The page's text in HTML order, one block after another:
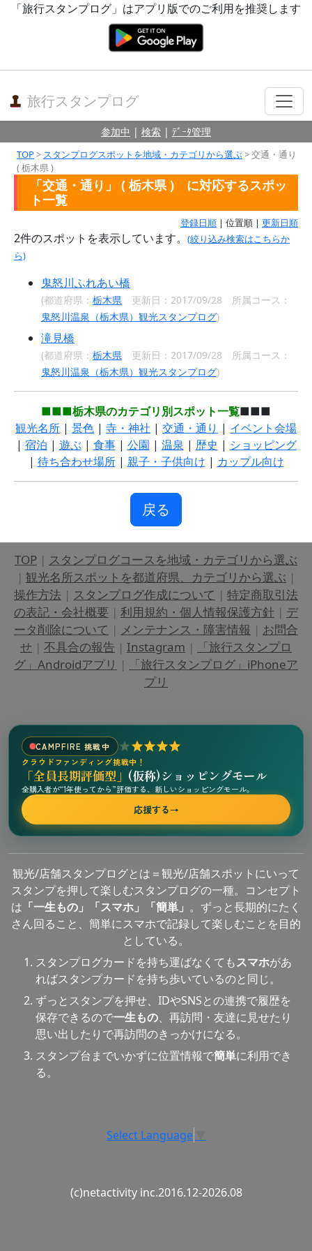
「旅行スタンプログ」はアプリ版でのご利用を推奨します
旅行スタンプログ
参加中 | 検索 | ﾃﾞｰﾀ管理
TOP> スタンプログスポットを地域・カテゴリから選ぶ> 交通・通り
( 栃木県 )
「交通・通り」 ( 栃木県 ) に対応するスポッ
ト一覧
登録日順 | 位置順 | 更新日順
2件のスポットを表示しています。
(絞り込み検索はこちらか
ら)
鬼怒川ふれあい橋
(都道府県： 栃木県 更新日：2017/09/28 所属コース：
鬼怒川温泉（栃木県）観光スタンプログ)
滝見橋
(都道府県： 栃木県 更新日：2017/09/28 所属コース：
鬼怒川温泉（栃木県）観光スタンプログ)
■■■栃木県のカテゴリ別スポット一覧■■■
観光名所 | 景色 | 寺・神社 | 交通・通り | イベント会場
| 宿泊 | 遊ぶ| 食事| 公園 | 温泉 | 歴史 | ショッピング
| 待ち合わせ場所| 親子・子供向け | カップル向け
戻る
TOP | スタンプログコースを地域・カテゴリから選ぶ
| 観光名所スポットを都道府県、カテゴリから選ぶ |
操作方法 | スタンプログ作成について | 特定商取引法
の表記・会社概要 | 利用規約・個人情報保護方針 | デ
ータ削除について | メンテナンス・障害情報 | お問合
せ | 不具合の報告 | Instagram |
「旅行スタンプロ
グ」Androidアプリ |
「旅行スタンプログ」iPhoneア
プリ
CAMPFIRE 挑戦中
クラウドファンディング挑戦中！
「全員長期評価型」 (仮称)ショッピングモール
全購入者が“1年使ってから”評価する、新しいショッピングモール。
応援する→
観光/店舗スタンプログとは＝観光/店舗スポットにいって
スタンプを押して楽しむスタンプログの一種。コンセプト
は 「一生もの」「スマホ」「簡単」 。ずっと長期的にたく
さん回ること、簡単にスマホで記録して楽しむことを目的
としている。
スタンプログカードを持ち運ばなくてもスマホがあ
ればスタンプカードを持ち歩いているのと同じ。
ずっとスタンプを押せ、IDやSNSとの連携で履歴を
保存できるので一生もの、再訪問・友達に見せたり
思い出したりで再訪問のきっかけになる。
スタンプ台までいかずに位置情報で簡単に利用でき
る。
Select Language
(c)netactivity inc.2016.12-2026.08